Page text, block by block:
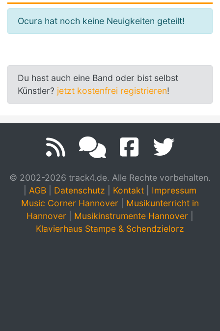
Ocura hat noch keine Neuigkeiten geteilt!
Du hast auch eine Band oder bist selbst
Künstler? jetzt kostenfrei registrieren!
© 2002-2026 track4.de. Alle Rechte vorbehalten.
AGB Datenschutz Kontakt
Impressum
Music Corner Hannover
Musikunterricht in
Hannover
Musikinstrumente Hannover
Klavierhaus Stampe & Schendzielorz